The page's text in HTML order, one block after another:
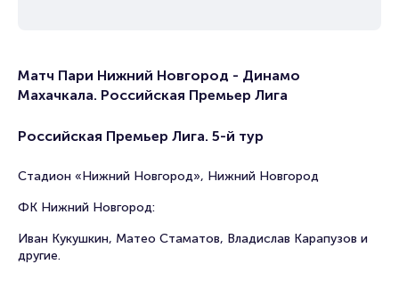
Матч Пари Нижний Новгород - Динамо
Махачкала. Российская Премьер Лига
Российская Премьер Лига. 5-й тур
Стадион «Нижний Новгород», Нижний Новгород
ФК Нижний Новгород:
Иван Кукушкин, Матео Стаматов, Владислав Карапузов и
другие.